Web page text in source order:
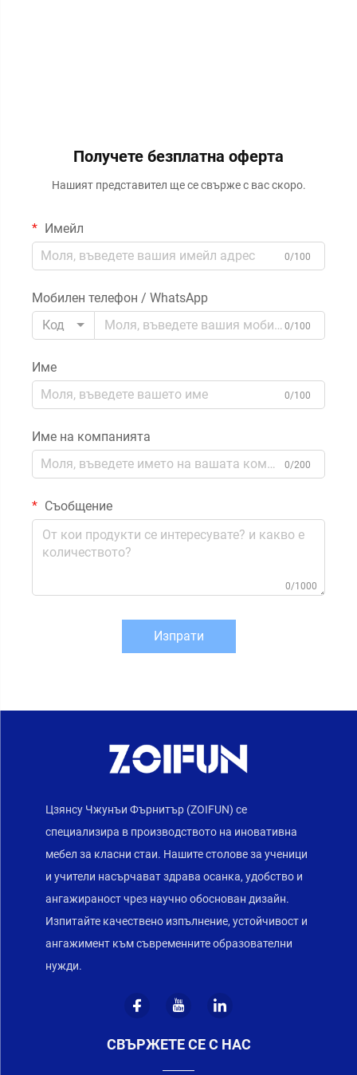
Получете безплатна оферта
Нашият представител ще се свърже с вас скоро.
Имейл
0/100
Мобилен телефон / WhatsApp
Код
0/100
Име
0/100
Име на компанията
0/200
Съобщение
0/1000
Изпрати
Цзянсу Чжунъи Фърнитър (ZOIFUN) се
специализира в производството на иновативна
мебел за класни стаи. Нашите столове за ученици
и учители насърчават здрава осанка, удобство и
ангажираност чрез научно обоснован дизайн.
Изпитайте качествено изпълнение, устойчивост и
ангажимент към съвременните образователни
нужди.
СВЪРЖЕТЕ СЕ С НАС